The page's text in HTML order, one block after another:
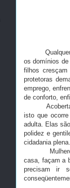
Qualquer ser
os domínios
filhos cresçam
protetoras
emprego,
de conforto,
Acobertado
isto que
adulta. Elas
polidez e
cidadania
Mulheres,
casa, façam a
precisam ir